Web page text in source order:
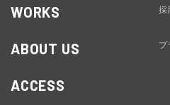
WORKS
ABOUT US
ACCESS
採
プ